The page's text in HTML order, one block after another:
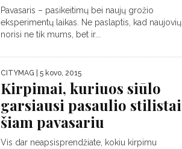
Pavasaris – pasikeitimų bei naujų grožio
eksperimentų laikas. Ne paslaptis, kad naujovių
norisi ne tik mums, bet ir...
CITYMAG | 5 kovo, 2015
Kirpimai, kuriuos siūlo
garsiausi pasaulio stilistai
šiam pavasariu
Vis dar neapsisprendžiate, kokiu kirpimu